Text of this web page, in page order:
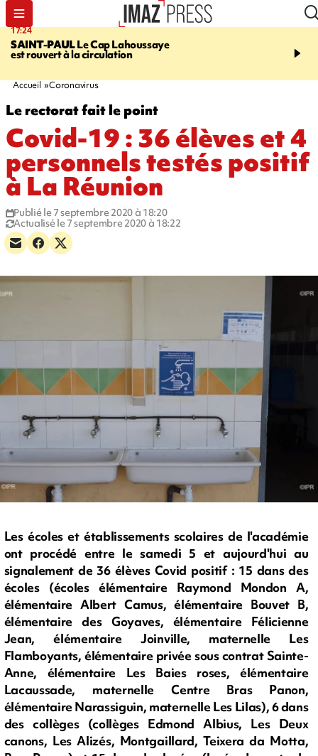
17:24
SAINT-PAULLe Cap Lahoussaye
est rouvert à la circulation
19:49
Quentin Dumontier, sa
Accueil Coronavirus
Le rectorat fait le point
Covid-19 : 36 élèves et 4
personnels testés positif
à La Réunion
Publié le 7 septembre 2020 à 18:20
Actualisé le 7 septembre 2020 à 18:22
Les écoles et établissements scolaires de l'académie
ont procédé entre le samedi 5 et aujourd'hui au
signalement de 36 élèves Covid positif : 15 dans des
écoles (écoles élémentaire Raymond Mondon A,
élémentaire Albert Camus, élémentaire Bouvet B,
élémentaire des Goyaves, élémentaire Félicienne
Jean, élémentaire Joinville, maternelle Les
Flamboyants, élémentaire privée sous contrat Sainte-
Anne, élémentaire Les Baies roses, élémentaire
Lacaussade, maternelle Centre Bras Panon,
élémentaire Narassiguin, maternelle Les Lilas), 6 dans
des collèges (collèges Edmond Albius, Les Deux
canons, Les Alizés, Montgaillard, Teixera da Motta,